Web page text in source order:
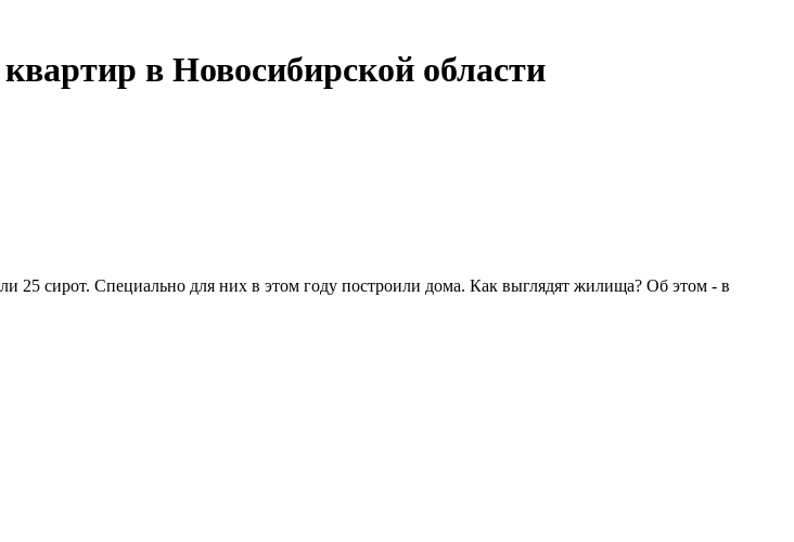
в Новосибирской области
25 сирот. Специально для них в этом году построили дома. Как выглядят жилища? Об этом - в